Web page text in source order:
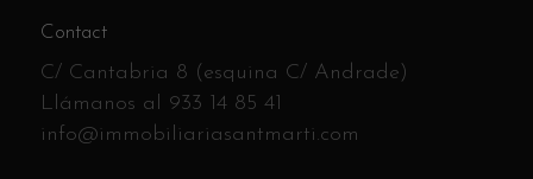
Contact
C/ Cantabria 8 (esquina C/ Andrade)
Llámanos al 933 14 85 41
info@immobiliariasantmarti.com